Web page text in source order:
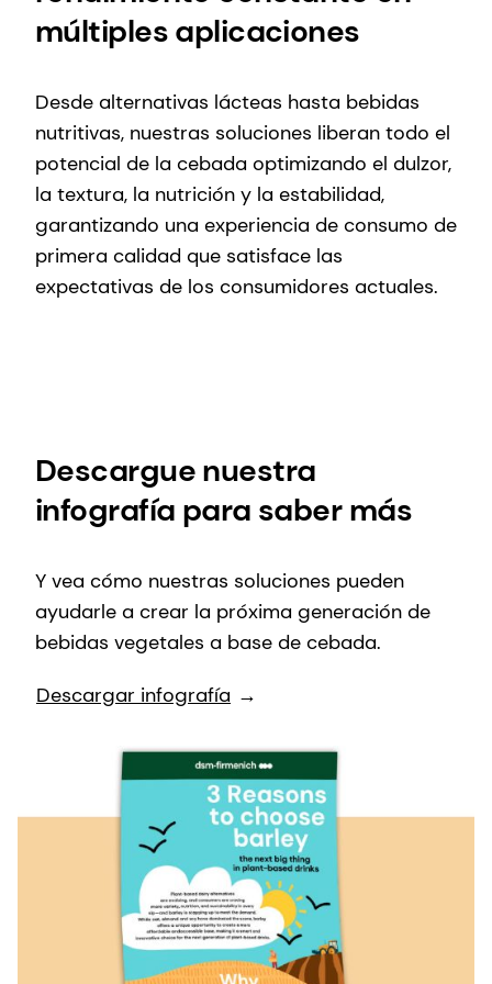
múltiples aplicaciones
Desde alternativas lácteas hasta bebidas
nutritivas, nuestras soluciones liberan todo el
potencial de la cebada optimizando el dulzor,
la textura, la nutrición y la estabilidad,
garantizando una experiencia de consumo de
primera calidad que satisface las
expectativas de los consumidores actuales.
Descargue nuestra
infografía para saber más
Y vea cómo nuestras soluciones pueden
ayudarle a crear la próxima generación de
bebidas vegetales a base de cebada.
Descargar infografía →